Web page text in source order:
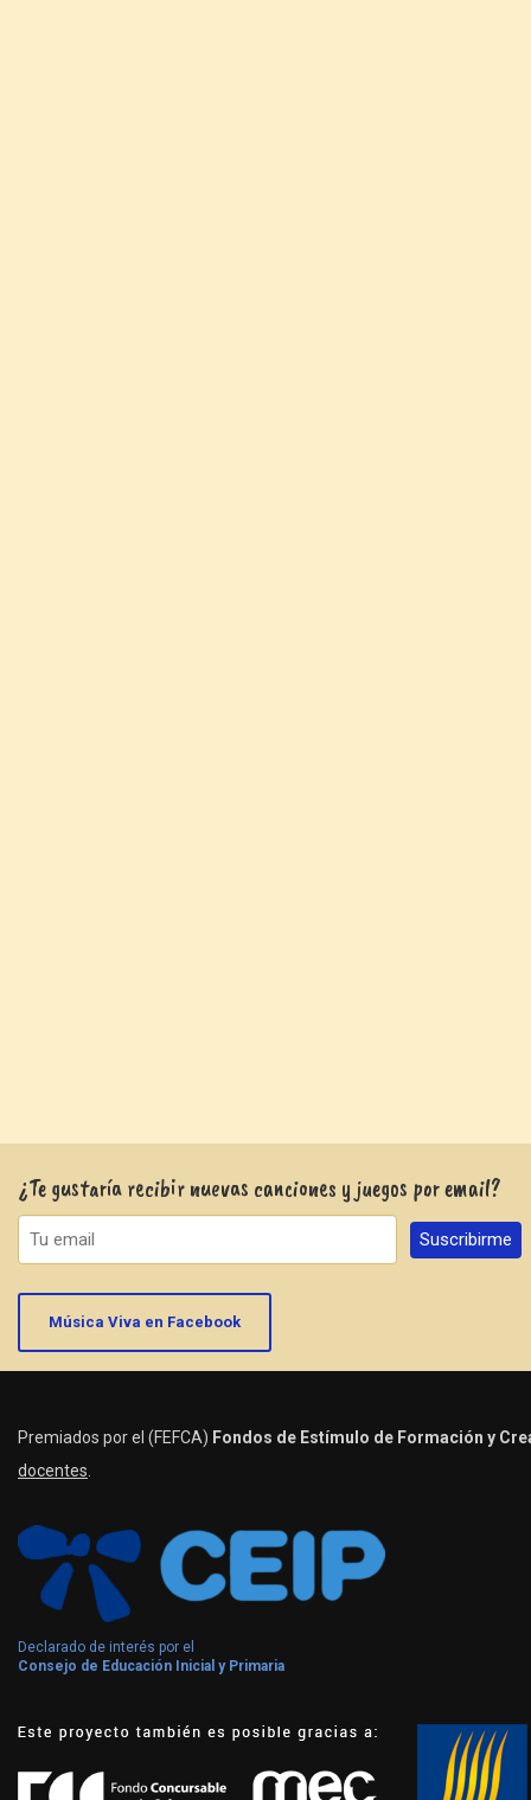
¿Te gustaría recibir nuevas canciones y juegos por email?
Música Viva en Facebook
Premiados por el (FEFCA) Fondos de Estímulo de Formación y
docentes
Declarado de interés por el
Consejo de Educación Inicial y Primaria